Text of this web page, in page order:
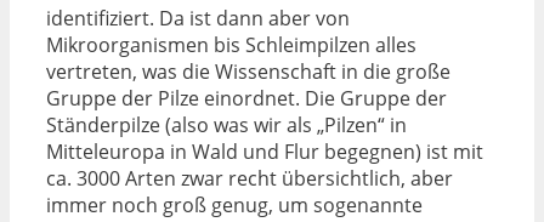
identifiziert. Da ist dann aber von
Mikroorganismen bis Schleimpilzen alles
vertreten, was die Wissenschaft in die große
Gruppe der Pilze einordnet. Die Gruppe der
Ständerpilze (also was wir als „Pilzen“ in
Mitteleuropa in Wald und Flur begegnen) ist mit
ca. 3000 Arten zwar recht übersichtlich, aber
immer noch groß genug, um sogenannte